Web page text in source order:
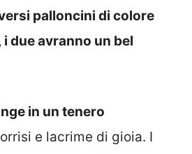
palloncini di colore
due avranno un bel
in un tenero
e lacrime di gioia. I